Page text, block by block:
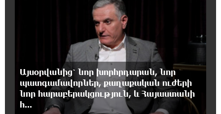
17:31:07 7-08-2026
Վեհափառի հանդեպ տիտանական
ապօրինություն կա, անասելի ցավ եմ զգում.
17:30:48 7-08-2026
Արժանապատիվ դատավորը ինքնաբացարկ
հայտնեց և հրաժարվեց քննել գործն ու
Այսօրվանից՝ նոր խորհրդարան, նոր
պատգամավորներ, քաղաքական ուժերի
նոր հարաբերակցություն, և Հայաստանի
հ...
4